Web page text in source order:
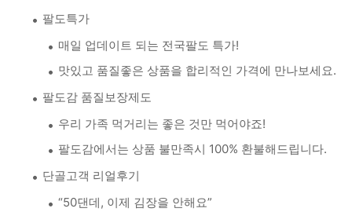
팔도특가
매일 업데이트 되는 전국팔도 특가!
맛있고 품질좋은 상품을 합리적인 가격에 만나보세요.
팔도감 품질보장제도
우리 가족 먹거리는 좋은 것만 먹어야죠!
팔도감에서는 상품 불만족시 100% 환불해드립니다.
단골고객 리얼후기
“50댄데, 이제 김장을 안해요”